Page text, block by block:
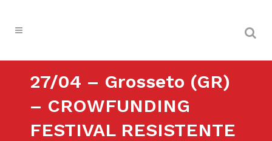
27/04 – Grosseto (GR)
– CROWFUNDING
FESTIVAL RESISTENTE